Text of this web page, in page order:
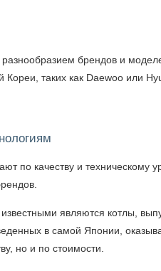
брендов и
таких как Daewoo или
по качеству и
являются котлы,
в самой Японии,
но и по стоимости.